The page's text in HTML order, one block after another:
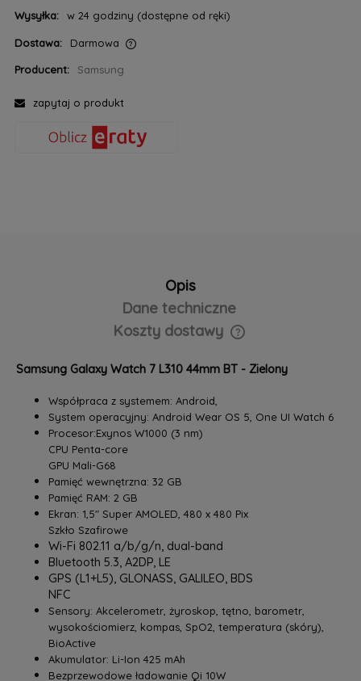
Wysyłka: w 24 godziny (dostępne od ręki)
Dostawa:
Darmowa
Producent:
Samsung
zapytaj o produkt
Opis
Dane techniczne
Koszty dostawy
Cena nie zawiera ewentualnych kosztów płatności
Samsung Galaxy Watch 7 L310 44mm BT - Zielony
Współpraca z systemem: Android,
System operacyjny: Android Wear OS 5, One UI Watch 6
Procesor:Exynos W1000 (3 nm)
CPU Penta-core
GPU Mali-G68
Pamięć wewnętrzna: 32 GB
Pamięć RAM: 2 GB
Ekran: 1,5" Super AMOLED, 480 x 480 Pix
Szkło Szafirowe
Wi-Fi 802.11 a/b/g/n, dual-band
Bluetooth 5.3, A2DP, LE
GPS (L1+L5), GLONASS, GALILEO, BDS
NFC
Sensory: Akcelerometr, żyroskop, tętno, barometr,
wysokościomierz, kompas, SpO2, temperatura (skóry),
BioActive
Akumulator: Li-Ion 425 mAh
‎Bezprzewodowe ładowanie Qi 10W‎